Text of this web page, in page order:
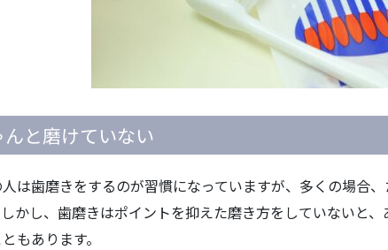
と磨けていない
は歯磨きをするのが習慣になっていますが、多くの場合
かし、歯磨きはポイントを抑えた磨き方をしていないと
もあります。